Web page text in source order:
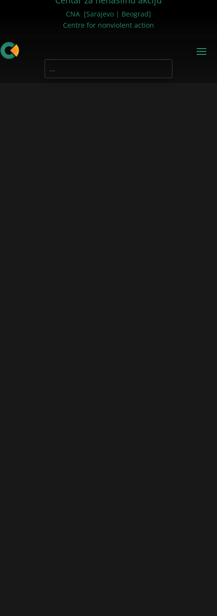
CNA [Sarajevo | Beograd]
Centre for nonviolent action